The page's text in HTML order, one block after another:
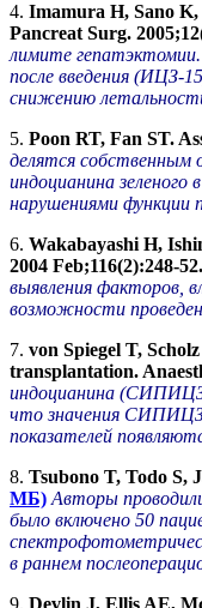
4. Imamura H, Sano K,
Pancreat Surg.
лимите гепатэктомии.
после введения (ИЦЗ-
снижению
5. Poon RT, Fan ST.
делятся собственным
индоцианина зеленого
нарушениями функции
6. Wakabayashi H,
2004 Feb;116(2):248-52.
выявления факторов,
возможности
7. von Spiegel T,
transplantation.
индоцианина (СИПИЦЗ)
что значения СИПИЦЗ
показателей
8. Tsubono T, Todo S,
МБ) Авторы
было включено 50
в раннем
9. Devlin J, Ellis AE,